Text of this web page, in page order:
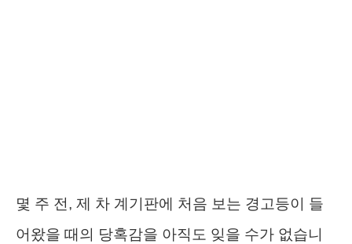
몇 주 전, 제 차 계기판에 처음 보는 경고등이 들
어왔을 때의 당혹감을 아직도 잊을 수가 없습니